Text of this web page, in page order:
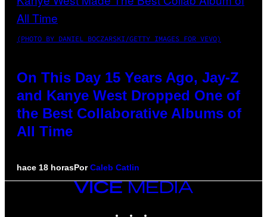
(PHOTO BY DANIEL BOCZARSKI/GETTY IMAGES FOR VEVO)
On This Day 15 Years Ago, Jay-Z
and Kanye West Dropped One of
the Best Collaborative Albums of
All Time
hace 18 horasPorCaleb Catlin
VICE
MEDIA